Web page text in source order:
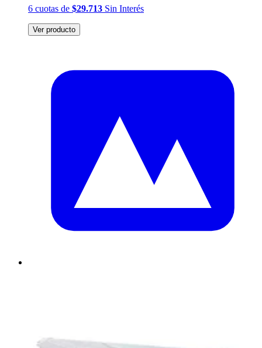
6 cuotas de $29.713 Sin Interés
Ver producto